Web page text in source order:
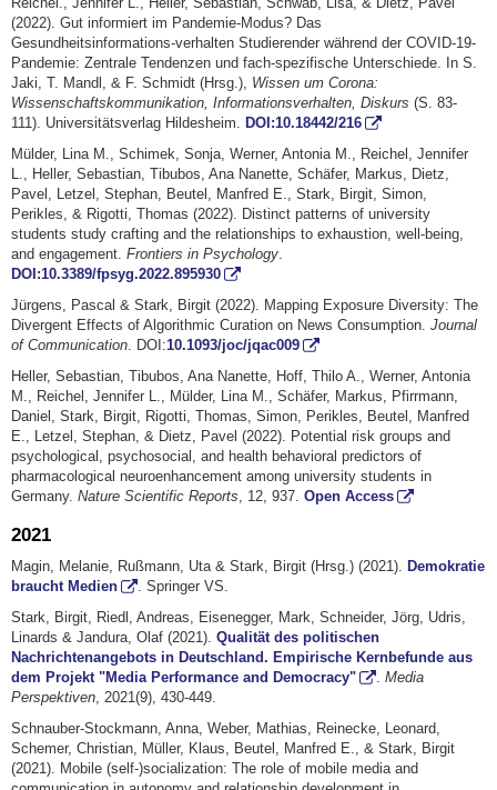
(2022). Gut informiert im Pandemie-Modus? Das
Gesundheitsinformations-verhalten Studierender während der COVID-19-
Pandemie: Zentrale Tendenzen und fach-spezifische Unterschiede. In S.
Jaki, T. Mandl, & F. Schmidt (Hrsg.), Wissen um Corona:
Wissenschaftskommunikation, Informationsverhalten, Diskurs (S. 83-
111). Universitätsverlag Hildesheim. DOI:10.18442/216
Mülder, Lina M., Schimek, Sonja, Werner, Antonia M., Reichel, Jennifer
L., Heller, Sebastian, Tibubos, Ana Nanette, Schäfer, Markus, Dietz,
Pavel, Letzel, Stephan, Beutel, Manfred E., Stark, Birgit, Simon,
Perikles, & Rigotti, Thomas (2022). Distinct patterns of university
students study crafting and the relationships to exhaustion, well-being,
and engagement. Frontiers in Psychology.
DOI:10.3389/fpsyg.2022.895930
Jürgens, Pascal & Stark, Birgit (2022). Mapping Exposure Diversity: The
Divergent Effects of Algorithmic Curation on News Consumption. Journal
of Communication. DOI:10.1093/joc/jqac009
Heller, Sebastian, Tibubos, Ana Nanette, Hoff, Thilo A., Werner, Antonia
M., Reichel, Jennifer L., Mülder, Lina M., Schäfer, Markus, Pfirrmann,
Daniel, Stark, Birgit, Rigotti, Thomas, Simon, Perikles, Beutel, Manfred
E., Letzel, Stephan, & Dietz, Pavel (2022). Potential risk groups and
psychological, psychosocial, and health behavioral predictors of
pharmacological neuroenhancement among university students in
Germany. Nature Scientific Reports, 12, 937. Open Access
2021
Magin, Melanie, Rußmann, Uta & Stark, Birgit (Hrsg.) (2021).
Demokratie
braucht Medien
. Springer VS.
Stark, Birgit, Riedl, Andreas, Eisenegger, Mark, Schneider, Jörg, Udris,
Linards & Jandura, Olaf (2021). Qualität des politischen
Nachrichtenangebots in Deutschland. Empirische Kernbefunde aus
dem Projekt "Media Performance and Democracy"
. Media
Perspektiven , 2021(9), 430-449.
Schnauber-Stockmann, Anna, Weber, Mathias, Reinecke, Leonard,
Schemer, Christian, Müller, Klaus, Beutel, Manfred E., & Stark, Birgit
(2021). Mobile (self-)socialization: The role of mobile media and